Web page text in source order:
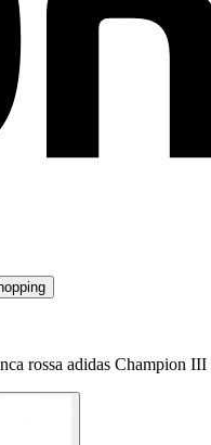
rossa adidas Champion III